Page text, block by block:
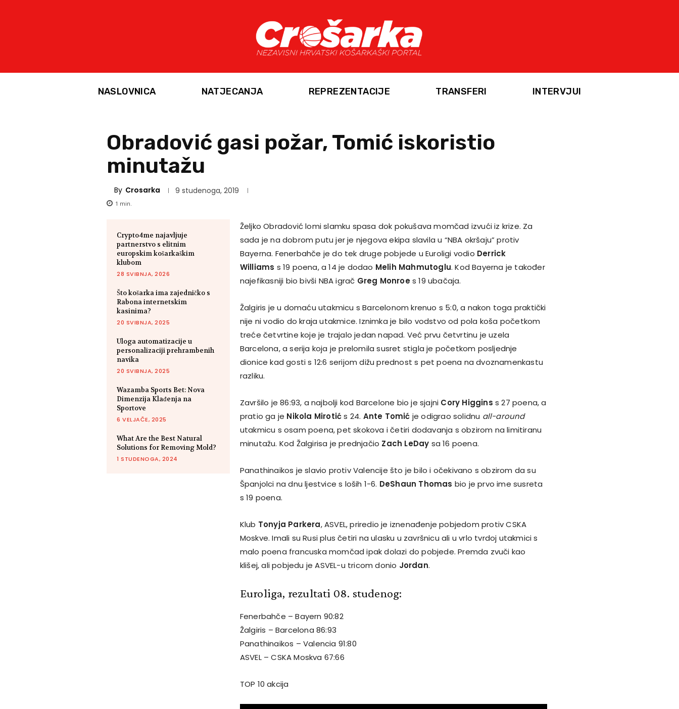
NASLOVNICA NATJECANJA REPREZENTACIJE TRANSFERI INTERVJUI
Obradović gasi požar, Tomić iskoristio
minutažu
By Crosarka 9 studenoga, 2019
1 min.
Crypto4me najavljuje
partnerstvo s elitnim
europskim košarkaškim
klubom
28 SVIBNJA, 2026
Što košarka ima zajedničko s
Rabona internetskim
kasinima?
20 SVIBNJA, 2025
Uloga automatizacije u
personalizaciji prehrambenih
navika
20 SVIBNJA, 2025
Wazamba Sports Bet: Nova
Dimenzija Klađenja na
Sportove
6 VELJAČE, 2025
What Are the Best Natural
Solutions for Removing Mold?
1 STUDENOGA, 2024
Željko Obradović lomi slamku spasa dok pokušava momčad izvući iz krize. Za
sada je na dobrom putu jer je njegova ekipa slavila u “NBA okršaju” protiv
Bayerna. Fenerbahče je do tek druge pobjede u Euroligi vodio Derrick
Williams s 19 poena, a 14 je dodao Melih Mahmutoglu. Kod Bayerna je također
najefikasniji bio bivši NBA igrač Greg Monroes 19 ubačaja.
Žalgiris je u domaću utakmicu s Barcelonom krenuo s 5:0, a nakon toga praktički
nije ni vodio do kraja utakmice. Iznimka je bilo vodstvo od pola koša početkom
treće četvrtine koje je trajalo jedan napad. Već prvu četvrtinu je uzela
Barcelona, a serija koja je prelomila susret stigla je početkom posljednje
dionice kad gosti s 12:6 serijom dižu prednost s pet poena na dvoznamenkastu
razliku.
Završilo je 86:93, a najbolji kod Barcelone bio je sjajni Cory Higgins s 27 poena, a
pratio ga je Nikola Mirotićs 24. Ante Tomić je odigrao solidnu all-around
utakmicu s osam poena, pet skokova i četiri dodavanja s obzirom na limitiranu
minutažu. Kod Žalgirisa je prednjačio Zach LeDay sa 16 poena.
Panathinaikos je slavio protiv Valencije što je bilo i očekivano s obzirom da su
Španjolci na dnu ljestvice s loših 1-6. DeShaun Thomas bio je prvo ime susreta
s 19 poena.
Klub Tonyja Parkera, ASVEL, priredio je iznenađenje pobjedom protiv CSKA
Moskve. Imali su Rusi plus četiri na ulasku u završnicu ali u vrlo tvrdoj utakmici s
malo poena francuska momčad ipak dolazi do pobjede. Premda zvuči kao
klišej, ali pobjedu je ASVEL-u tricom donio Jordan.
Euroliga, rezultati 08. studenog:
Fenerbahče – Bayern 90:82
Žalgiris – Barcelona 86:93
Panathinaikos – Valencia 91:80
ASVEL – CSKA Moskva 67:66
TOP 10 akcija